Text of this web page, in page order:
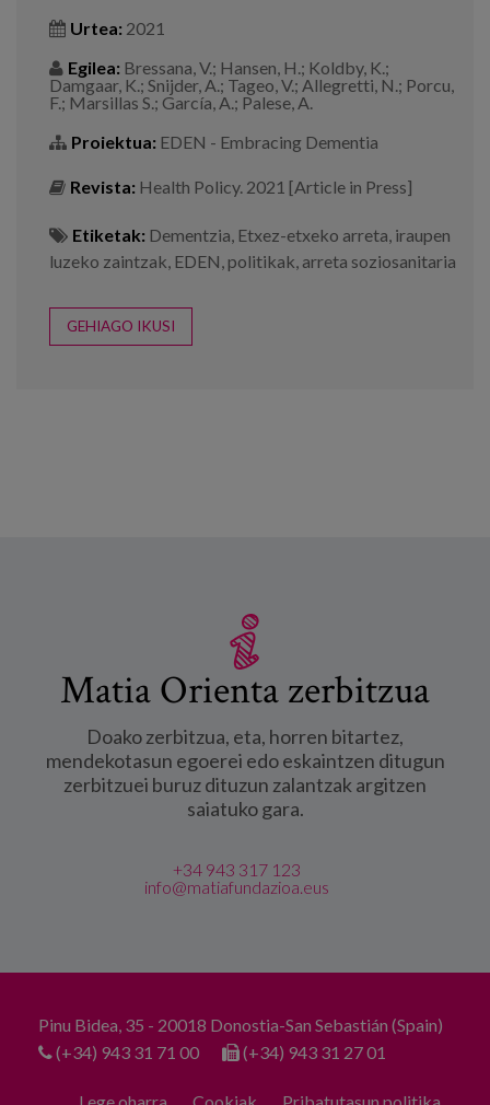
Urtea: 2021
Egilea: Bressana, V.; Hansen, H.; Koldby, K.;
Damgaar, K.; Snijder, A.; Tageo, V.; Allegretti, N.; Porcu,
F.; Marsillas S.; García, A.; Palese, A.
Proiektua: EDEN - Embracing Dementia
Revista: Health Policy. 2021 [Article in Press]
Etiketak: Dementzia, Etxez-etxeko arreta, iraupen
luzeko zaintzak, EDEN,politikak, arreta soziosanitaria
GEHIAGO IKUSI
Matia Orienta zerbitzua
Doako zerbitzua, eta, horren bitartez,
mendekotasun egoerei edo eskaintzen ditugun
zerbitzuei buruz dituzun zalantzak argitzen
saiatuko gara.
+34 943 317 123
info@matiafundazioa.eus
Pinu Bidea, 35 - 20018 Donostia-San Sebastián (Spain)
(+34) 943 31 71 00
(+34) 943 31 27 01